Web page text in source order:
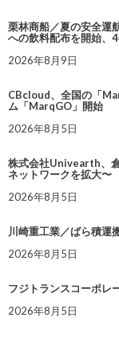
栗林商船／夏の安全運
への飲料配布を開始、
2026年8月9日
CBcloud、全国の「
ム「MarqGO」開始
2026年8月5日
株式会社Univearth、
ネットワークを拡大〜
2026年8月5日
川崎重工業／ばら積運
2026年8月5日
フジトランスコーポレ
2026年8月5日